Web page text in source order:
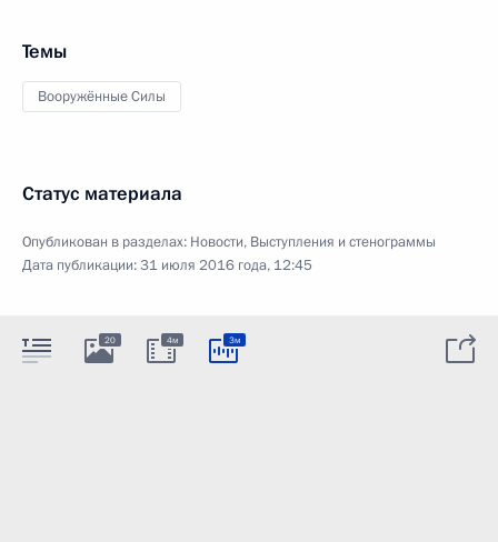
Темы
Вооружённые Силы
Статус материала
Опубликован в разделах: Новости, Выступления и стенограммы
Дата публикации:31 июля 2016 года, 12:45
20 4м 3м